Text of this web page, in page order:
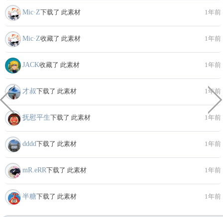
Mic·Z下载了 此素材 1年前
Mic·Z收藏了 此素材 1年前
JACK收藏了 此素材 1年前
才叔下载了 此素材 1年前
抚慰平生下载了 此素材 1年前
dddd下载了 此素材 1年前
mR.eRR下载了 此素材 1年前
半糖下载了 此素材 1年前